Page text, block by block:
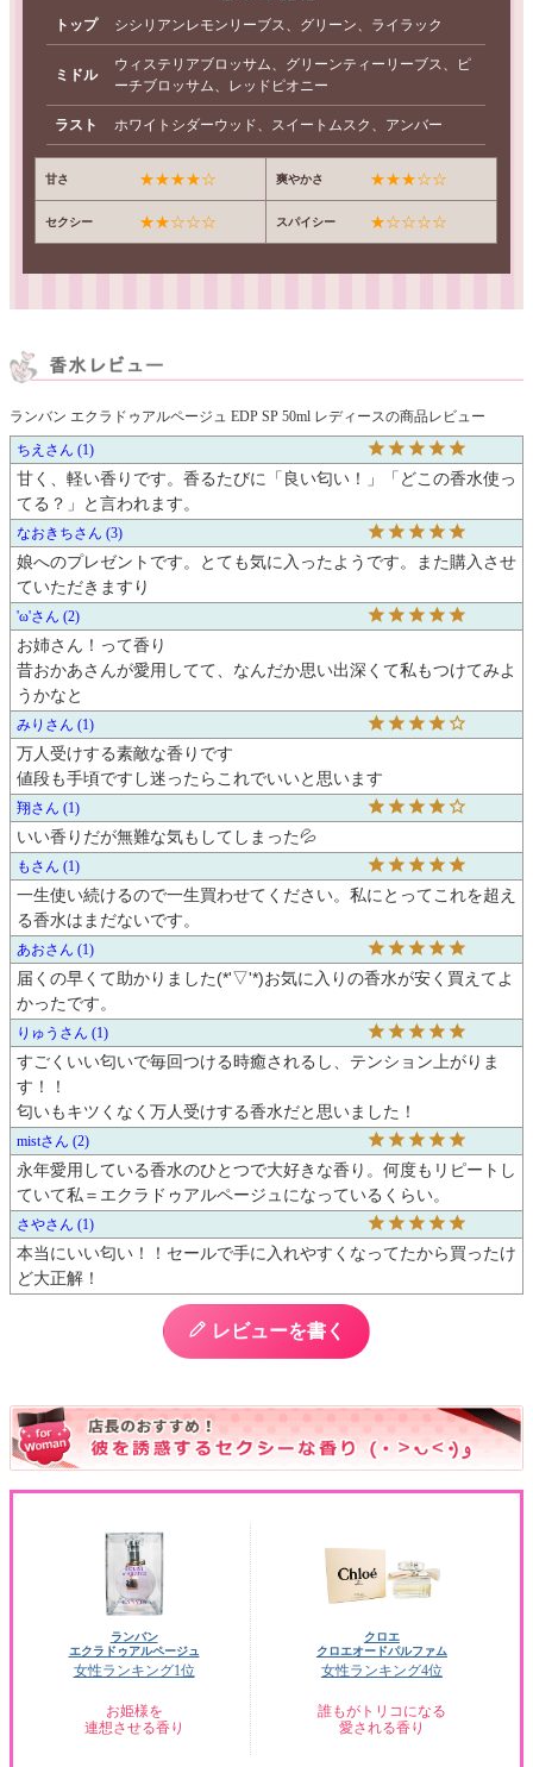
トップ シシリアンレモンリーブス、グリーン、ライラック
ミドル
ウィステリアブロッサム、グリーンティーリーブス、ピ
ーチブロッサム、レッドピオニー
ラスト ホワイトシダーウッド、スイートムスク、アンバー
甘さ ★★★★☆ 爽やかさ ★★★☆☆
セクシー ★★☆☆☆ スパイシー ★☆☆☆☆
ランバン エクラドゥアルページュ EDP SP 50ml レディースの商品レビュー
ちえ
1
甘く、軽い香りです。香るたびに「良い匂い！」「どこの香水使っ
てる？」と言われます。
なおきち 3
娘へのプレゼントです。とても気に入ったようです。また購入させ
ていただきますり
'ω' 2
お姉さん！って香り
昔おかあさんが愛用してて、なんだか思い出深くて私もつけてみよ
うかなと
みり 1
万人受けする素敵な香りです
値段も手頃ですし迷ったらこれでいいと思います
翔 1
いい香りだが無難な気もしてしまった💦
も 1
一生使い続けるので一生買わせてください。私にとってこれを超え
る香水はまだないです。
あお 1
届くの早くて助かりました(*'▽'*)お気に入りの香水が安く買えてよ
かったです。
りゅう 1
すごくいい匂いで毎回つける時癒されるし、テンション上がりま
す！！
匂いもキツくなく万人受けする香水だと思いました！
mist 2
永年愛用している香水のひとつで大好きな香り。何度もリピートし
ていて私＝エクラドゥアルページュになっているくらい。
さや 1
本当にいい匂い！！セールで手に入れやすくなってたから買ったけ
ど大正解！
レビューを書く
ランバン
エクラドゥアルページュ
女性ランキング1位
お姫様を
連想させる香り
クロエ
クロエオードパルファム
女性ランキング4位
誰もがトリコになる
愛される香り